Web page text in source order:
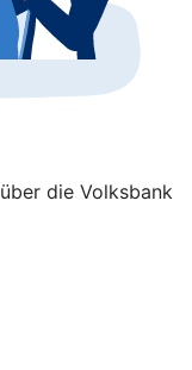
die Volksbank